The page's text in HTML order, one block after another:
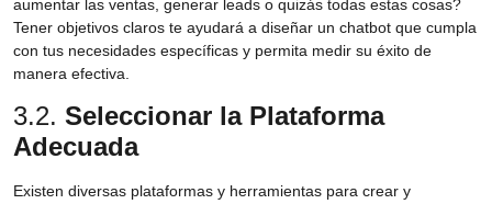
aumentar las ventas, generar leads o quizás todas estas cosas?
Tener objetivos claros te ayudará a diseñar un chatbot que cumpla
con tus necesidades específicas y permita medir su éxito de
manera efectiva.
3.2. Seleccionar la Plataforma
Adecuada
Existen diversas plataformas y herramientas para crear y